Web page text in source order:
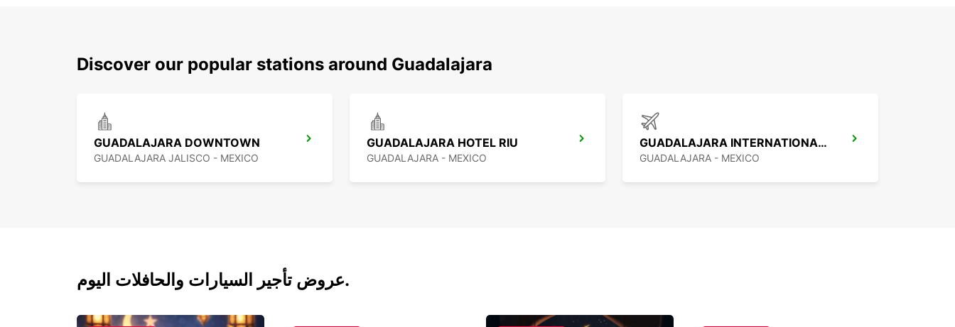
Discover our popular stations around Guadalajara
GUADALAJARA DOWNTOWN
GUADALAJARA JALISCO - MEXICO
GUADALAJARA HOTEL RIU
GUADALAJARA - MEXICO
GUADALAJARA INTERNATIONAL AIRPORT
GUADALAJARA - MEXICO
عروض تأجير السيارات والحافلات اليوم.